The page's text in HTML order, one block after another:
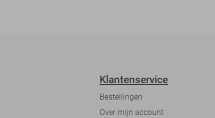
Klantenservice
Bestellingen
Over mijn account